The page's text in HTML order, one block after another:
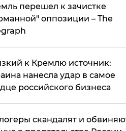
перешел к зачистке
оппозиции – The
к Кремлю источник:
нанесла удар в самое
российского бизнеса
скандалят и